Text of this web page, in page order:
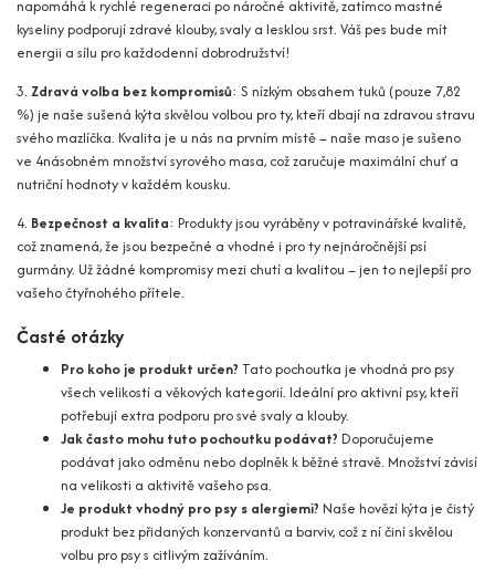
napomáhá k rychlé regeneraci po náročné aktivitě, zatímco mastné
kyseliny podporují zdravé klouby, svaly a lesklou srst. Váš pes bude mít
energii a sílu pro každodenní dobrodružství!
3. Zdravá volba bez kompromisů: S nízkým obsahem tuků (pouze 7,82
%) je naše sušená kýta skvělou volbou pro ty, kteří dbají na zdravou stravu
svého mazlíčka. Kvalita je u nás na prvním místě – naše maso je sušeno
ve 4násobném množství syrového masa, což zaručuje maximální chuť a
nutriční hodnoty v každém kousku.
4. Bezpečnost a kvalita: Produkty jsou vyráběny v potravinářské kvalitě,
což znamená, že jsou bezpečné a vhodné i pro ty nejnáročnější psí
gurmány. Už žádné kompromisy mezi chutí a kvalitou – jen to nejlepší pro
vašeho čtyřnohého přítele.
Časté otázky
Pro koho je produkt určen? Tato pochoutka je vhodná pro psy
všech velikostí a věkových kategorií. Ideální pro aktivní psy, kteří
potřebují extra podporu pro své svaly a klouby.
Jak často mohu tuto pochoutku podávat? Doporučujeme
podávat jako odměnu nebo doplněk k běžné stravě. Množství závisí
na velikosti a aktivitě vašeho psa.
Je produkt vhodný pro psy s alergiemi? Naše hovězí kýta je čistý
produkt bez přidaných konzervantů a barviv, což z ní činí skvělou
volbu pro psy s citlivým zažíváním.